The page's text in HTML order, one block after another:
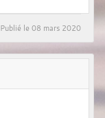
Publié le 08 mars 2020